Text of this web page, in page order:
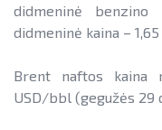
didmeninė benzino
didmeninė kaina –
Brent naftos kaina
USD/bbl (gegužės 29